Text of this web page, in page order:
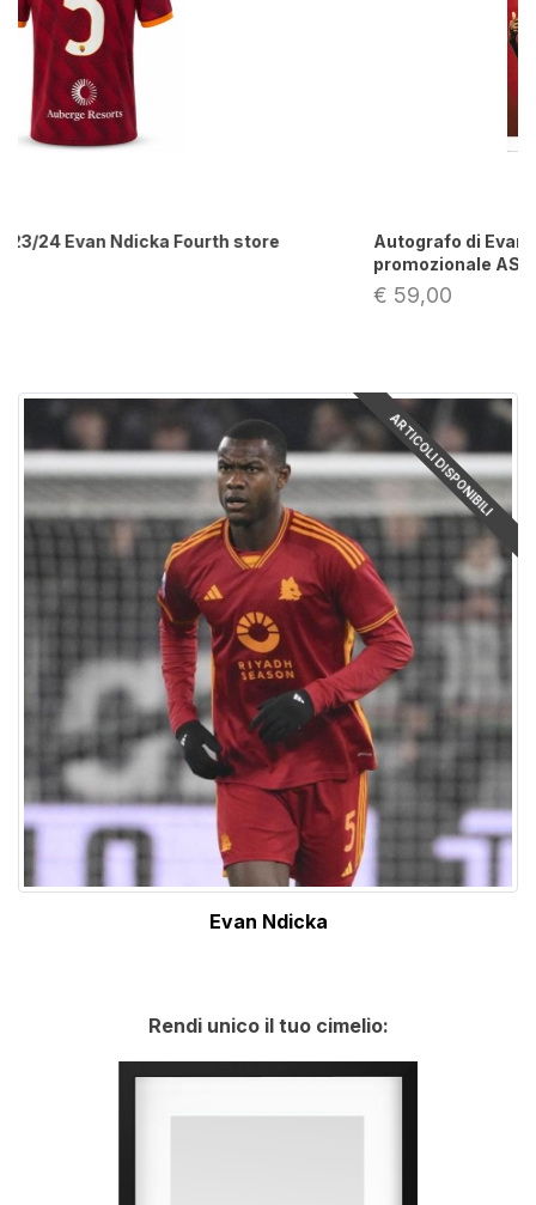
ARTICOLI DISPONIBILI
Evan Ndicka
Rendi unico il tuo cimelio:
Autografo di Evan N'Dicka su fotografia